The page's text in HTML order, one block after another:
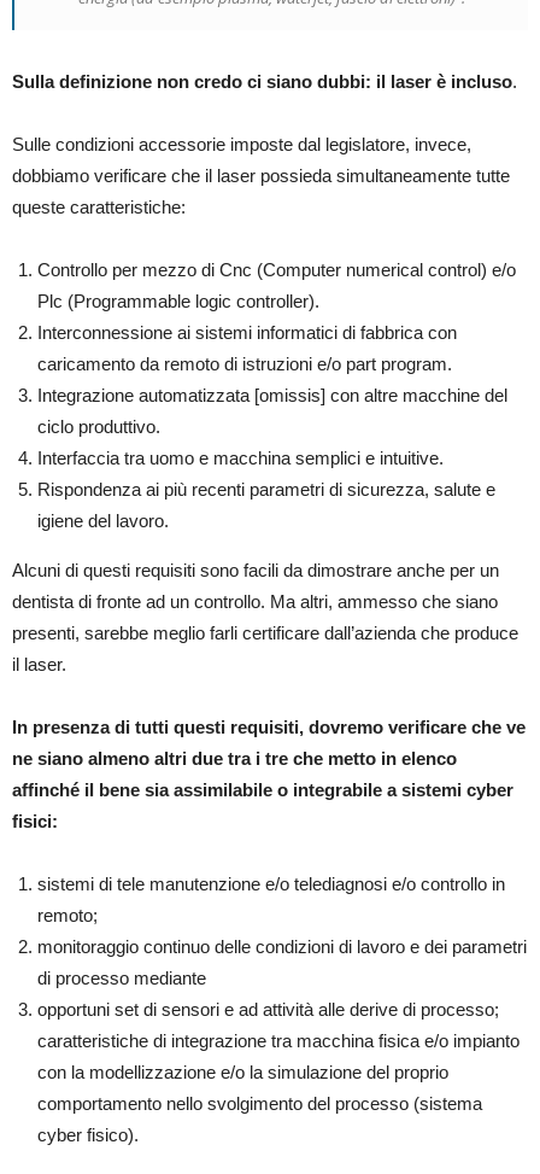
Sulla definizione non credo ci siano dubbi: il laser è incluso.
Sulle condizioni accessorie imposte dal legislatore, invece,
dobbiamo verificare che il laser possieda simultaneamente tutte
queste caratteristiche:
Controllo per mezzo di Cnc (Computer numerical control) e/o
Plc (Programmable logic controller).
Interconnessione ai sistemi informatici di fabbrica con
caricamento da remoto di istruzioni e/o part program.
Integrazione automatizzata [omissis] con altre macchine del
ciclo produttivo.
Interfaccia tra uomo e macchina semplici e intuitive.
Rispondenza ai più recenti parametri di sicurezza, salute e
igiene del lavoro.
Alcuni di questi requisiti sono facili da dimostrare anche per un
dentista di fronte ad un controllo. Ma altri, ammesso che siano
presenti, sarebbe meglio farli certificare dall’azienda che produce
il laser.
In presenza di tutti questi requisiti, dovremo verificare che ve
ne siano almeno altri due tra i tre che metto in elenco
affinché il bene sia assimilabile o integrabile a sistemi cyber
fisici:
sistemi di tele manutenzione e/o telediagnosi e/o controllo in
remoto;
monitoraggio continuo delle condizioni di lavoro e dei parametri
di processo mediante
opportuni set di sensori e ad attività alle derive di processo;
caratteristiche di integrazione tra macchina fisica e/o impianto
con la modellizzazione e/o la simulazione del proprio
comportamento nello svolgimento del processo (sistema
cyber fisico).